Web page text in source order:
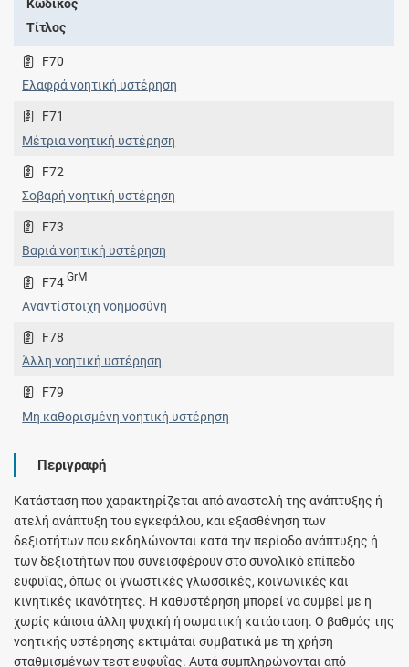
Κωδικός
Τίτλος
F70
Ελαφρά νοητική υστέρηση
F71
Μέτρια νοητική υστέρηση
F72
Σοβαρή νοητική υστέρηση
F73
Βαριά νοητική υστέρηση
F74GrM
Αναντίστοιχη νοημοσύνη
F78
Άλλη νοητική υστέρηση
F79
Μη καθορισµένη νοητική υστέρηση
Περιγραφή
Κατάσταση που χαρακτηρίζεται από αναστολή της ανάπτυξης ή
ατελή ανάπτυξη του εγκεφάλου, και εξασθένηση των
δεξιοτήτων που εκδηλώνονται κατά την περίοδο ανάπτυξης ή
των δεξιοτήτων που συνεισφέρουν στο συνολικό επίπεδο
ευφυϊας, όπως οι γνωστικές γλωσσικές, κοινωνικές και
κινητικές ικανότητες. Η καθυστέρηση μπορεί να συμβεί με η
χωρίς κάποια άλλη ψυχική ή σωματική κατάσταση. Ο βαθμός της
νοητικής υστέρησης εκτιμάται συμβατικά με τη χρήση
σταθμισμένων τεστ ευφυΐας. Αυτά συμπληρώνονται από